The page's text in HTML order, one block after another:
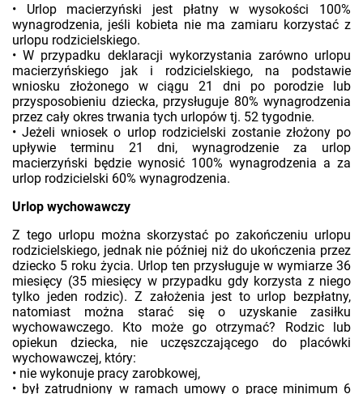
• Urlop macierzyński jest płatny w wysokości 100%
wynagrodzenia, jeśli kobieta nie ma zamiaru korzystać z
urlopu rodzicielskiego.
• W przypadku deklaracji wykorzystania zarówno urlopu
macierzyńskiego jak i rodzicielskiego, na podstawie
wniosku złożonego w ciągu 21 dni po porodzie lub
przysposobieniu dziecka, przysługuje 80% wynagrodzenia
przez cały okres trwania tych urlopów tj. 52 tygodnie.
• Jeżeli wniosek o urlop rodzicielski zostanie złożony po
upływie terminu 21 dni, wynagrodzenie za urlop
macierzyński będzie wynosić 100% wynagrodzenia a za
urlop rodzicielski 60% wynagrodzenia.
Urlop wychowawczy
Z tego urlopu można skorzystać po zakończeniu urlopu
rodzicielskiego, jednak nie później niż do ukończenia przez
dziecko 5 roku życia. Urlop ten przysługuje w wymiarze 36
miesięcy (35 miesięcy w przypadku gdy korzysta z niego
tylko jeden rodzic). Z założenia jest to urlop bezpłatny,
natomiast można starać się o uzyskanie zasiłku
wychowawczego. Kto może go otrzymać? Rodzic lub
opiekun dziecka, nie uczęszczającego do placówki
wychowawczej, który:
• nie wykonuje pracy zarobkowej,
• był zatrudniony w ramach umowy o pracę minimum 6